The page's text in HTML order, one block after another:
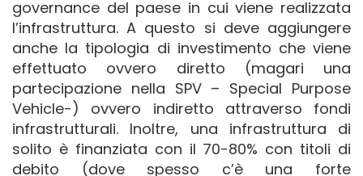
governance del paese in cui viene realizzata
l’infrastruttura. A questo si deve aggiungere
anche la tipologia di investimento che viene
effettuato ovvero diretto (magari una
partecipazione nella SPV – Special Purpose
Vehicle-) ovvero indiretto attraverso fondi
infrastrutturali. Inoltre, una infrastruttura di
solito è finanziata con il 70-80% con titoli di
debito (dove spesso c’è una forte